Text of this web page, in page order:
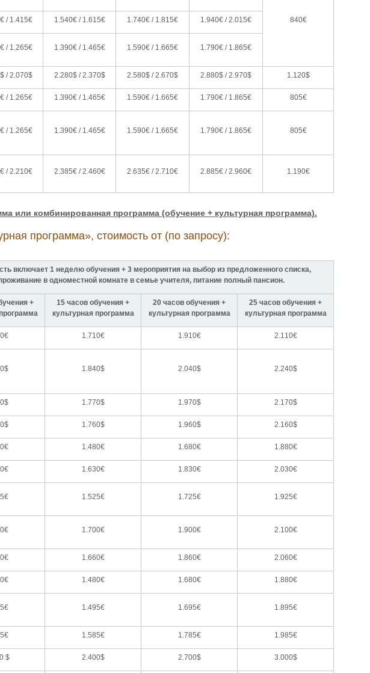
840€
/ 1.415€ 1.540€ / 1.615€ 1.740€ / 1.815€ 1.940€ / 2.015€
/ 1.265€ 1.390€ / 1.465€ 1.590€ / 1.665€ 1.790€ / 1.865€
/ 2.070$ 2.280$ / 2.370$ 2.580$ / 2.670$ 2.880$ / 2.970$ 1.120$
/ 1.265€ 1.390€ / 1.465€ 1.590€ / 1.665€ 1.790€ / 1.865€ 805€
/ 1.265€ 1.390€ / 1.465€ 1.590€ / 1.665€ 1.790€ / 1.865€ 805€
/ 2.210€ 2.385€ / 2.460€ 2.635€ / 2.710€ 2.885€ / 2.960€ 1.190€
или комбинированная программа (обучение + культурная программа).
программа», стоимость от (по запросу):
включает 1 неделю обучения + 3 мероприятия на выбор из предложенного списка,
в одноместной комнате в семье учителя, питание полный пансион.
+
15 часов обучения +
культурная программа
20 часов обучения +
культурная программа
25 часов обучения +
культурная программа
1.710€ 1.910€ 2.110€
1.840$ 2.040$
2.240$
1.770$ 1.970$ 2.170$
1.760$ 1.960$ 2.160$
1.480€ 1.680€ 1.880€
1.630€ 1.830€ 2.030€
1.525€ 1.725€ 1.925€
1.700€ 1.900€ 2.100€
1.660€ 1.860€ 2.060€
1.480€ 1.680€ 1.880€
1.495€ 1.695€ 1.895€
1.585€ 1.785€ 1.985€
$ 2.400$ 2.700$ 3.000$